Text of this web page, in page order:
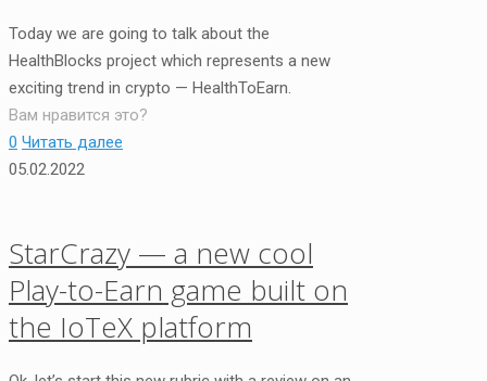
Today we are going to talk about the
HealthBlocks project which represents a new
exciting trend in crypto — HealthToEarn.
Вам нравится это?
0 Читать далее
05.02.2022
StarCrazy — a new cool
Play-to-Earn game built on
the IoTeX platform